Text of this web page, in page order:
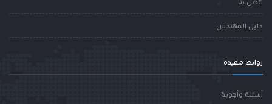
دليل المهندس
روابط مفيدة
أسئلة وأجوبة